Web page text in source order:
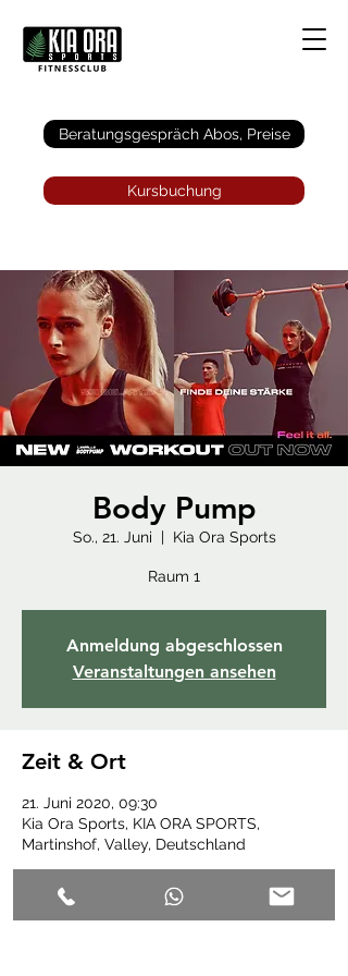
Beratungsgespräch Abos, Preise
Kursbuchung
Body Pump
So., 21. Juni
  |
Kia Ora Sports
Raum 1
Anmeldung abgeschlossen
Veranstaltungen ansehen
Zeit & Ort
21. Juni 2020, 09:30
Kia Ora Sports, KIA ORA SPORTS,
Martinshof, Valley, Deutschland